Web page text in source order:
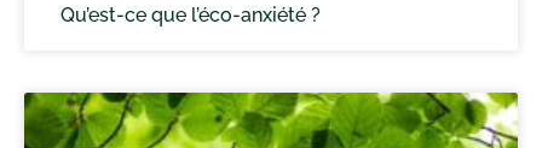
Qu’est-ce que l’éco-anxiété ?